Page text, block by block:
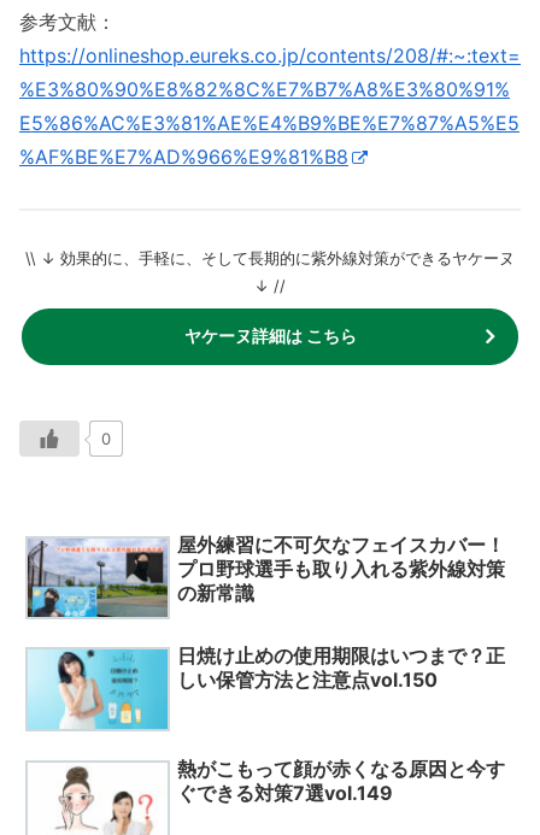
参考文献：
https://onlineshop.eureks.co.jp/contents/208/#:~:text=
%E3%80%90%E8%82%8C%E7%B7%A8%E3%80%91%
E5%86%AC%E3%81%AE%E4%B9%BE%E7%87%A5%E5
%AF%BE%E7%AD%966%E9%81%B8
\\ ↓ 効果的に、手軽に、そして長期的に紫外線対策ができるヤケーヌ
↓ //
ヤケーヌ詳細は こちら
0
屋外練習に不可欠なフェイスカバー！
プロ野球選手も取り入れる紫外線対策
の新常識
日焼け止めの使用期限はいつまで？正
しい保管方法と注意点vol.150
熱がこもって顔が赤くなる原因と今す
ぐできる対策7選vol.149